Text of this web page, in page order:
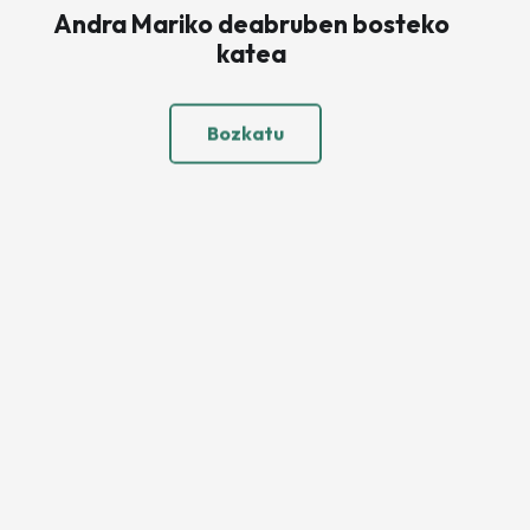
Andra Mariko deabruben bosteko
katea
Bozkatu